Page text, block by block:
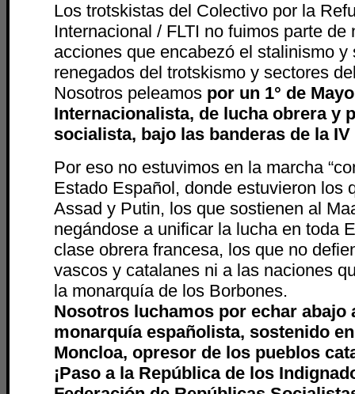
Los trotskistas del Colectivo por la
Internacional / FLTI no fuimos parte de
acciones que encabezó el stalinismo
renegados del trotskismo y sectores
Nosotros peleamos por un 1° de Mayo
Internacionalista, de lucha obrera y
socialista, bajo las banderas de la
Por eso no estuvimos en la marcha
Estado Español, donde estuvieron los
Assad y Putin, los que sostienen al
negándose a unificar la lucha en toda
clase obrera francesa, los que no
vascos y catalanes ni a las naciones
la monarquía de los Borbones.
Nosotros luchamos por echar abajo
monarquía españolista, sostenido
Moncloa, opresor de los pueblos
¡Paso a la República de los